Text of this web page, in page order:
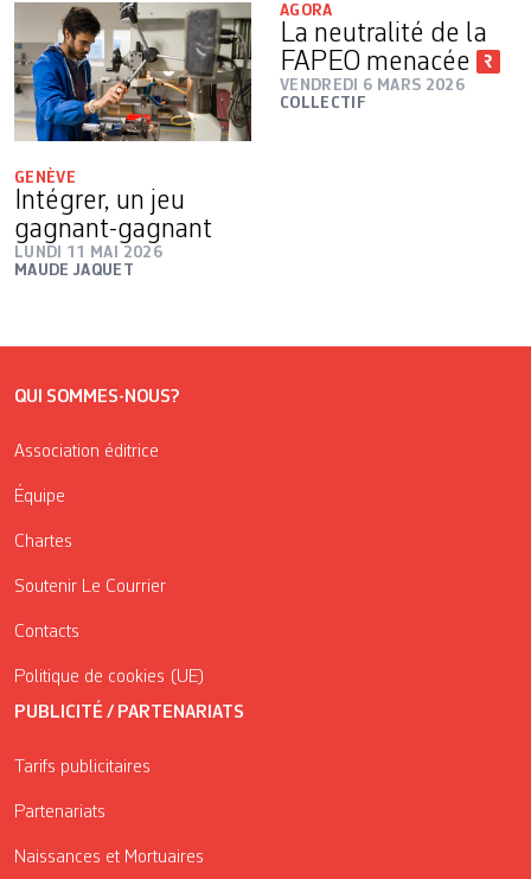
GENÈVE
Intégrer, un jeu
gagnant-gagnant
LUNDI 11 MAI 2026
MAUDE JAQUET
AGORA
La neutralité de la
FAPEO menacée
VENDREDI 6 MARS 2026
COLLECTIF
QUI SOMMES-NOUS?
Association éditrice
Équipe
Chartes
Soutenir Le Courrier
Contacts
Politique de cookies (UE)
PUBLICITÉ / PARTENARIATS
Tarifs publicitaires
Partenariats
Naissances et Mortuaires